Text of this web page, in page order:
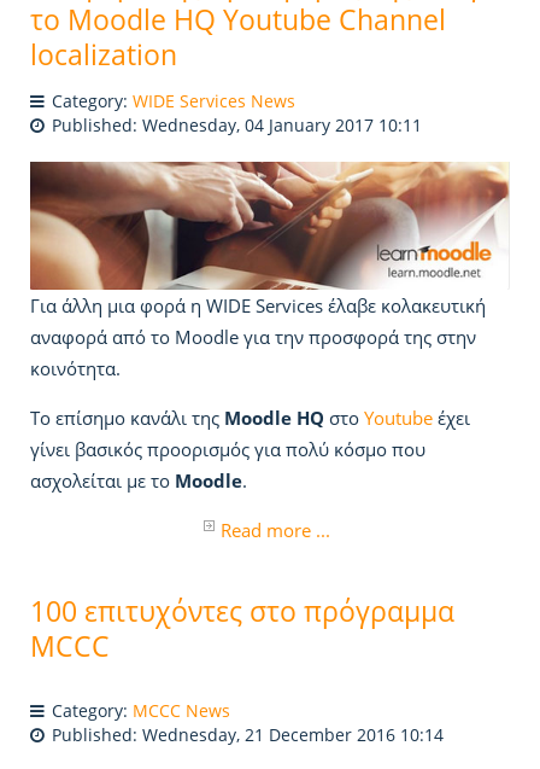
το Moodle HQ Youtube Channel
localization
Category: WIDE Services News
Published: Wednesday, 04 January 2017 10:11
Για άλλη μια φορά η WIDE Services έλαβε κολακευτική
αναφορά από το Moodle για την προσφορά της στην
κοινότητα.
Το επίσημο κανάλι της Moodle HQ στο Youtube έχει
γίνει βασικός προορισμός για πολύ κόσμο που
ασχολείται με το Moodle.
Read more ...
100 επιτυχόντες στο πρόγραμμα
MCCC
Category: MCCC News
Published: Wednesday, 21 December 2016 10:14